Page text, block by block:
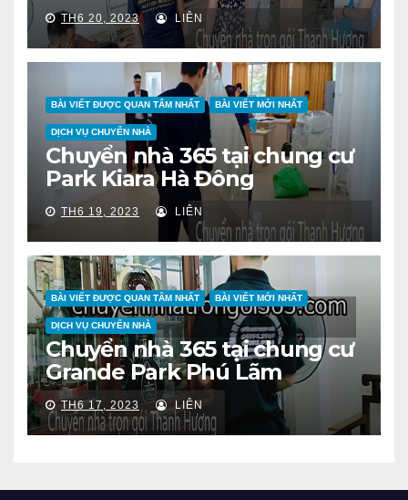
TH6 20, 2023 LIÊN
BÀI VIẾT ĐƯỢC QUAN TÂM NHẤT BÀI VIẾT MỚI NHẤT
DỊCH VỤ CHUYỂN NHÀ
Chuyển nhà 365 tại chung cư
Park Kiara Hà Đông
TH6 19, 2023 LIÊN
BÀI VIẾT ĐƯỢC QUAN TÂM NHẤT BÀI VIẾT MỚI NHẤT
DỊCH VỤ CHUYỂN NHÀ
Chuyển nhà 365 tại chung cư
Grande Park Phú Lãm
TH6 17, 2023 LIÊN